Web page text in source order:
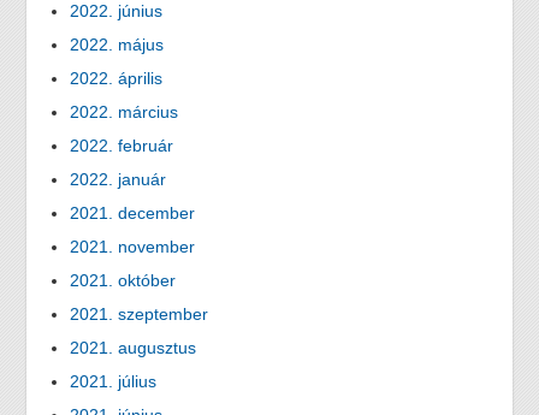
2022. június
2022. május
2022. április
2022. március
2022. február
2022. január
2021. december
2021. november
2021. október
2021. szeptember
2021. augusztus
2021. július